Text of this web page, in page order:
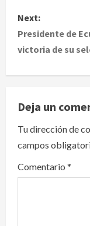
t
n
a
v
i
g
a
Next:
Presidente de
victoria de su
Deja un
Tu dirección de
campos
Comentario *